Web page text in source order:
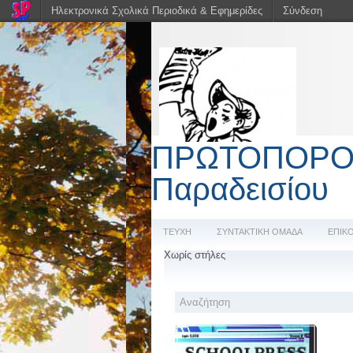
ΠΡΩΤΟΠΟΡΟΣ
Παραδεισίου
ΤΕΥΧΗ ΣΥΝΤΑΚΤΙΚΗ ΟΜΑΔΑ
Χωρίς στήλες
Ηλεκτρονικά Σχολικά Περιοδικά & Εφημερίδες Σύνδεση